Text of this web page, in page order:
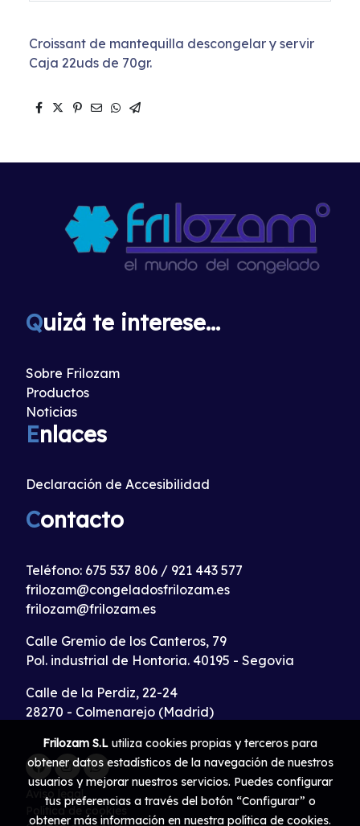
Croissant de mantequilla descongelar y servir
Caja 22uds de 70gr.
Quizá te interese...
Sobre Frilozam
Productos
Noticias
Enlaces
Declaración de Accesibilidad
Contacto
Teléfono: 675 537 806 / 921 443 577
frilozam@congeladosfrilozam.es
frilozam@frilozam.es
Calle Gremio de los Canteros, 79
Pol. industrial de Hontoria. 40195 - Segovia
Calle de la Perdiz, 22-24
28270 - Colmenarejo (Madrid)
Aviso legal
Política de cookies
Frilozam S.L utiliza cookies propias y terceros para
obtener datos estadísticos de la navegación de nuestros
usuarios y mejorar nuestros servicios. Puedes configurar
tus preferencias a través del botón “Configurar” o
obtener más información en nuestra política de cookies.